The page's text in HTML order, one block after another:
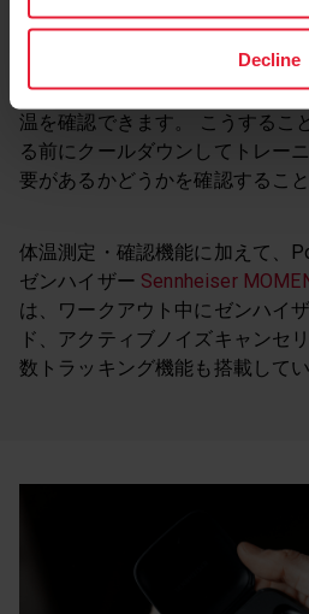
Decline
新しいゼンハイザーのイヤホン
Polar Grit X2 Proまたは
に使用することで、ワークアウ
温を確認できます。 こうするこ
る前にクールダウンしてトレー
要があるかどうかを確認すること
体温測定・確認機能に加えて、
ゼンハイザー Sennheiser
は、ワークアウト中にゼンハイ
ド、アクティブノイズキャンセ
数トラッキング機能も搭載して